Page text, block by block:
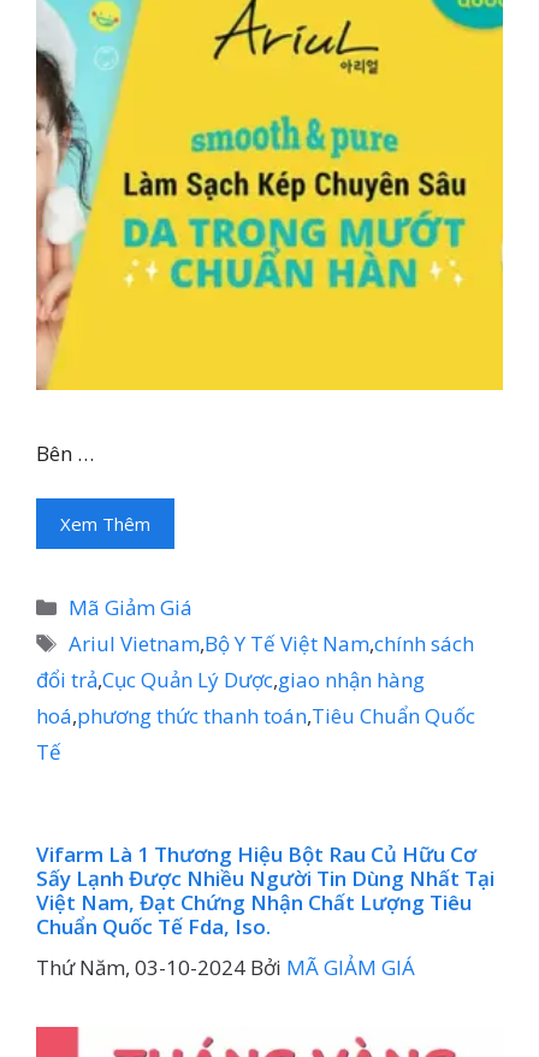
Bên …
Xem Thêm
Danh
mục
Mã Giảm Giá
Thẻ
Ariul Vietnam,Bộ Y Tế Việt Nam,chính sách
đổi trả,Cục Quản Lý Dược,giao nhận hàng
hoá,phương thức thanh toán,Tiêu Chuẩn Quốc
Tế
Vifarm Là 1 Thương Hiệu Bột Rau Củ Hữu Cơ
Sấy Lạnh Được Nhiều Người Tin Dùng Nhất Tại
Việt Nam, Đạt Chứng Nhận Chất Lượng Tiêu
Chuẩn Quốc Tế Fda, Iso.
Thứ Năm, 03-10-2024 Bởi MÃ GIẢM GIÁ